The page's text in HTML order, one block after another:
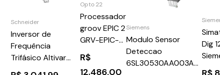
Schneider
Inversor de
Frequência
Trifásico Altivar
320
Opto 22
Processador
groov EPIC 2
GRV-EPIC-
PR2
R$
12.486,00
Siemens
Modulo Sensor
Deteccao
6SL30530AA003AA1
Dig